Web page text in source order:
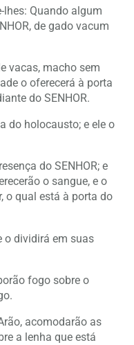
lhes: Quando algum
de gado vacum
vacas, macho sem
o oferecerá à porta
do SENHOR.
do holocausto; e ele o
do SENHOR; e
o sangue, e o
o qual está à porta do
o dividirá em suas
fogo sobre o
acomodarão as
a lenha que está